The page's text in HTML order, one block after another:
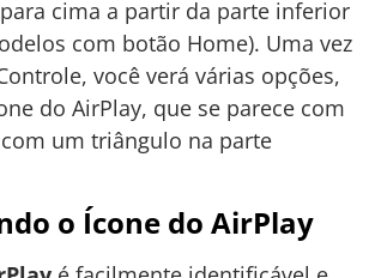
cima a partir da parte inferior
com botão Home). Uma vez
você verá várias opções,
do AirPlay, que se parece com
um triângulo na parte
o Ícone do AirPlay